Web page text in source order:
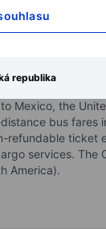
republika
si účet a
Mexico, the
bus fares
services.
America).